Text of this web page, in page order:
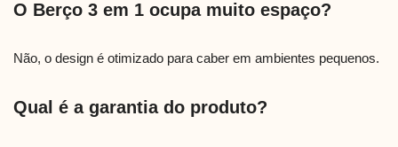
O Berço 3 em 1 ocupa muito espaço?
Não, o design é otimizado para caber em ambientes pequenos.
Qual é a garantia do produto?